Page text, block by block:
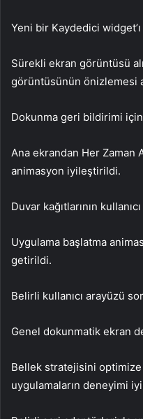
Yeni bir Kaydedici widget’ı
Sürekli ekran görüntüsü
görüntüsünün önizlemesi
Dokunma geri bildirimi
Ana ekrandan Her Zaman
animasyon iyileştirildi.
Duvar kağıtlarının
Uygulama başlatma
getirildi.
Belirli kullanıcı arayüzü
Genel dokunmatik ekran
Bellek stratejisini optimize
uygulamaların deneyimi